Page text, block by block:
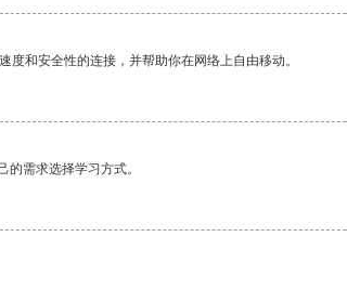
和安全性的连接，并帮助你在网络上自由移动。
需求选择学习方式。